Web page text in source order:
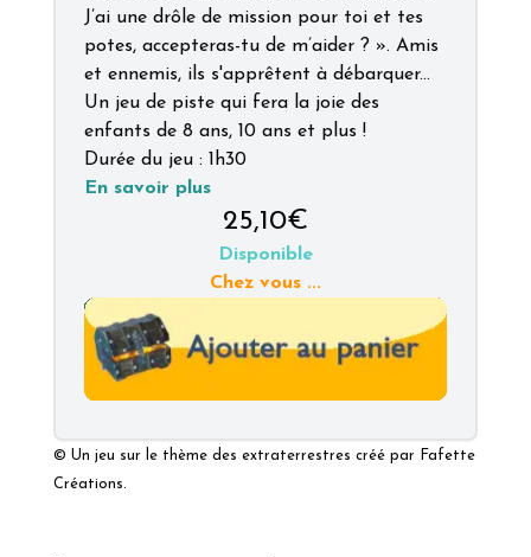
J’ai une drôle de mission pour toi et tes
potes, accepteras-tu de m’aider ? ». Amis
et ennemis, ils s'apprêtent à débarquer...
Un jeu de piste qui fera la joie des
enfants de 8 ans, 10 ans et plus !
Durée du jeu : 1h30
En savoir plus
25,10€
Disponible
Chez vous ...
© Un jeu sur le thème des extraterrestres créé par
Fafette
Créations.